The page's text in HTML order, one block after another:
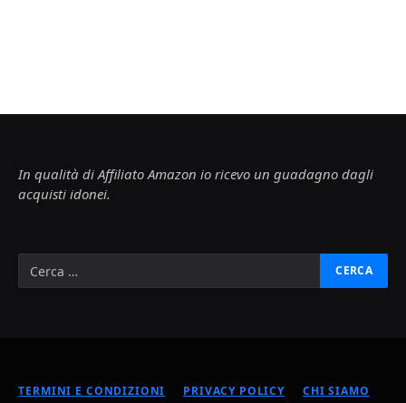
In qualità di Affiliato Amazon io ricevo un guadagno dagli
acquisti idonei.
TERMINI E CONDIZIONI PRIVACY POLICY CHI SIAMO